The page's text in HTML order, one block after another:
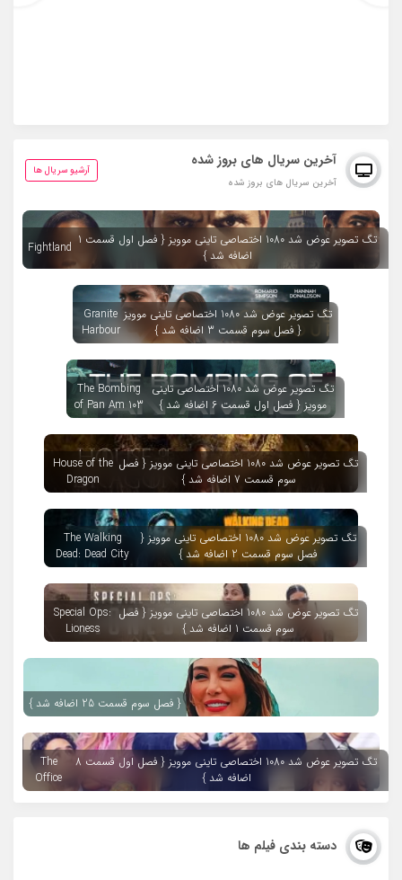
آخرین سریال های بروز شده
آخرین سریال های بروز شده
آرشیو سریال ها
تگ تصویر عوض شد 1080 اختصاصی تاینی موویز { فصل اول قسمت 1
اضافه شد }
Fightland
تگ تصویر عوض شد 1080 اختصاصی تاینی موویز
{ فصل سوم قسمت 3 اضافه شد }
Granite
Harbour
تگ تصویر عوض شد 1080 اختصاصی تاینی
موویز { فصل اول قسمت 6 اضافه شد }
The Bombing
of Pan Am 103
تگ تصویر عوض شد 1080 اختصاصی تاینی موویز { فصل
سوم قسمت 7 اضافه شد }
House of the
Dragon
تگ تصویر عوض شد 1080 اختصاصی تاینی موویز {
فصل سوم قسمت 2 اضافه شد }
The Walking
Dead: Dead City
تگ تصویر عوض شد 1080 اختصاصی تاینی موویز { فصل
سوم قسمت 1 اضافه شد }
Special Ops:
Lioness
{ فصل سوم قسمت 25 اضافه شد }
تگ تصویر عوض شد 1080 اختصاصی تاینی موویز { فصل اول قسمت 8
اضافه شد }
The
Office
دسته بندی فیلم ها